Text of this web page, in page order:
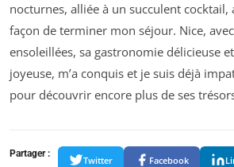
nocturnes, alliée à un succulent cocktail,
façon de terminer mon séjour. Nice,
ensoleillées, sa gastronomie délicieuse
joyeuse, m’a conquis et je suis déjà
pour découvrir encore plus de ses
Partager :
Twitter Facebook